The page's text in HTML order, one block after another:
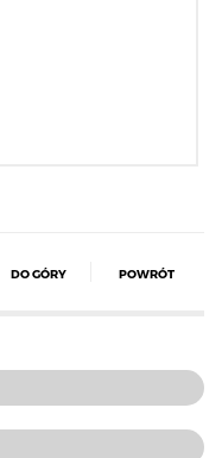
DO GÓRY POWRÓT